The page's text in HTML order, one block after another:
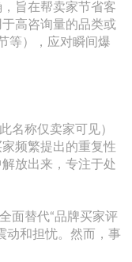
旨在帮卖家节省客
高咨询量的品类或
等），应对瞬间爆
名称仅卖家可见）
频繁提出的重复性
放出来，专注于处
面替代“品牌买家评
动和担忧。然而，事